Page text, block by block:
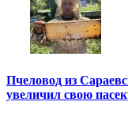
Пчеловод из
увеличил свою